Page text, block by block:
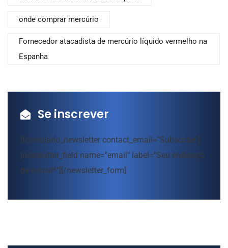
onde comprar mercúrio
Fornecedor atacadista de mercúrio líquido vermelho na
Espanha
Se inscrever
[formulário_newsletter contact_email="Subscribe"]
[newsletter_field name="email" label="Seu endereço
de e-mail*"][/newsletter_form]